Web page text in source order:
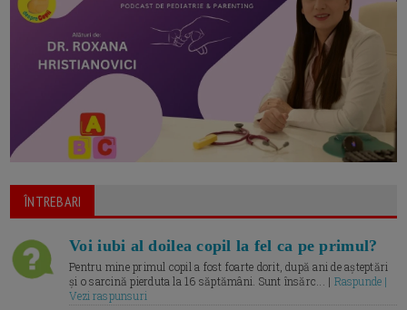
ÎNTREBARI
Voi iubi al doilea copil la fel ca pe primul?
Pentru mine primul copil a fost foarte dorit, după ani de așteptări
și o sarcină pierduta la 16 săptămâni. Sunt însărc... | Raspunde |
Vezi raspunsuri